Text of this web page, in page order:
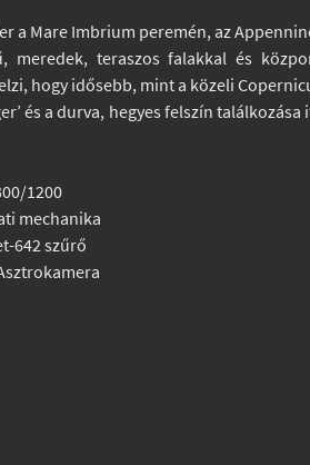
a Mare Imbrium peremén, az
meredek, teraszos falakkal és
hogy idősebb, mint a közeli
és a durva, hegyes felszín
1200
mechanika
642 szűrő